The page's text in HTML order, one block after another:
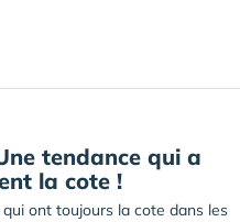
tendance qui a
la cote !
ont toujours la cote dans les